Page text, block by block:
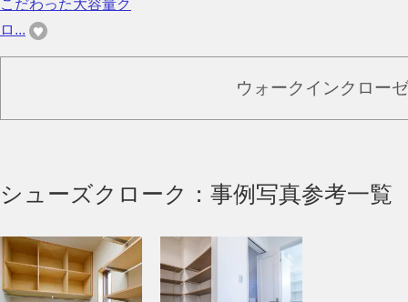
こだわった大容量ク
ロ...
ウォークインクロー
シューズクローク：事例写真参考一覧